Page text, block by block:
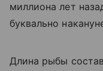
миллиона лет
буквально
Длина рыбы